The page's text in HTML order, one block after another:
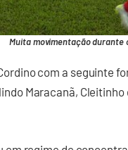
Muita movimentação
com a seguinte
Maracanã,